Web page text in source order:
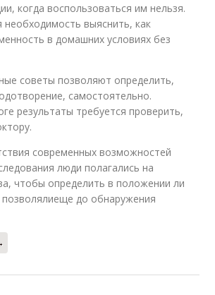
когда воспользоваться им нельзя.
необходимость выяснить, как
в домашних условиях без
советы позволяют определить,
самостоятельно.
результаты требуется проверить,
современных возможностей
люди полагались на
чтобы определить в положении ли
до обнаружения